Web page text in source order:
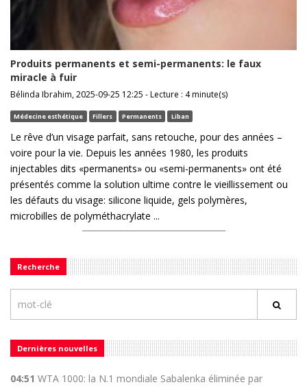
Produits permanents et semi-permanents: le faux
miracle à fuir
Bélinda Ibrahim, 2025-09-25 12:25 - Lecture : 4 minute(s)
Médecine esthétique Fillers Permanents Liban
Le rêve d’un visage parfait, sans retouche, pour des années –
voire pour la vie. Depuis les années 1980, les produits
injectables dits «permanents» ou «semi-permanents» ont été
présentés comme la solution ultime contre le vieillissement ou
les défauts du visage: silicone liquide, gels polymères,
microbilles de polyméthacrylate ...
Recherche
Dernières nouvelles
04:51 WTA 1000: la N.1 mondiale Sabalenka éliminée par